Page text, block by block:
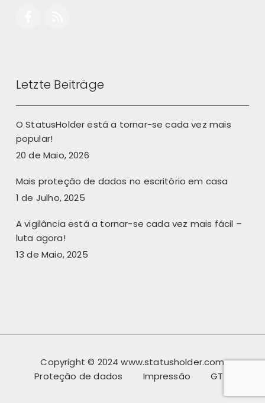
Letzte Beiträge
O StatusHolder está a tornar-se cada vez mais
popular!
20 de Maio, 2026
Mais proteção de dados no escritório em casa
1 de Julho, 2025
A vigilância está a tornar-se cada vez mais fácil –
luta agora!
13 de Maio, 2025
Copyright © 2024 www.statusholder.com
Proteção de dados
Impressão GTC